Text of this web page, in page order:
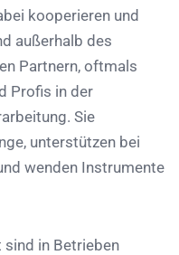
kooperieren und
außerhalb des
Partnern, oftmals
Profis in der
Sie
unterstützen bei
wenden Instrumente
in Betrieben